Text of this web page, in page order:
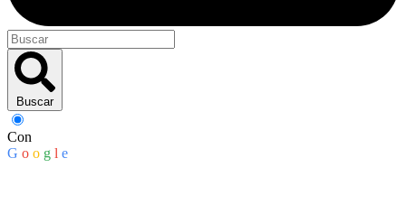
Buscar
Con
G o o g l e